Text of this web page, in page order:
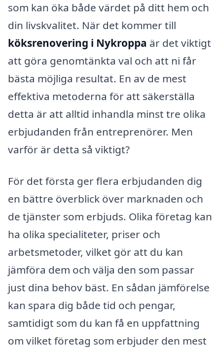
som kan öka både värdet på ditt hem och
din livskvalitet. När det kommer till
köksrenovering i Nykroppa är det viktigt
att göra genomtänkta val och att ni får
bästa möjliga resultat. En av de mest
effektiva metoderna för att säkerställa
detta är att alltid inhandla minst tre olika
erbjudanden från entreprenörer. Men
varför är detta så viktigt?
För det första ger flera erbjudanden dig
en bättre överblick över marknaden och
de tjänster som erbjuds. Olika företag kan
ha olika specialiteter, priser och
arbetsmetoder, vilket gör att du kan
jämföra dem och välja den som passar
just dina behov bäst. En sådan jämförelse
kan spara dig både tid och pengar,
samtidigt som du kan få en uppfattning
om vilket företag som erbjuder den mest